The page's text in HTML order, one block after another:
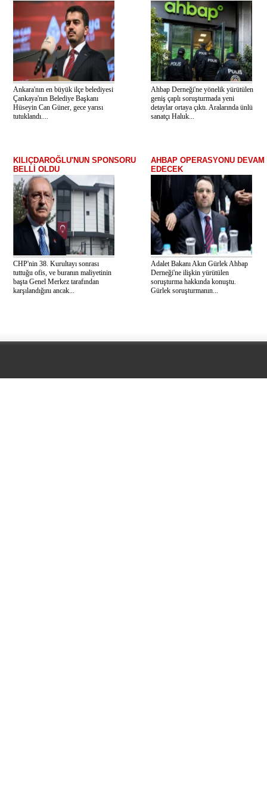
Ankara'nın en büyük ilçe belediyesi
Çankaya'nın Belediye Başkanı
Hüseyin Can Güner, gece yarısı
tutuklandı....
Ahbap Derneği'ne yönelik yürütülen
geniş çaplı soruşturmada yeni
detaylar ortaya çıktı. Aralarında ünlü
sanatçı Haluk...
KILIÇDAROĞLU'NUN SPONSORU
BELLİ OLDU
CHP'nin 38. Kurultayı sonrası
tuttuğu ofis, ve buranın maliyetinin
başta Genel Merkez tarafından
karşılandığını ancak...
AHBAP OPERASYONU DEVAM
EDECEK
Adalet Bakanı Akın Gürlek Ahbap
Derneği'ne ilişkin yürütülen
soruşturma hakkında konuştu.
Gürlek soruşturmanın...